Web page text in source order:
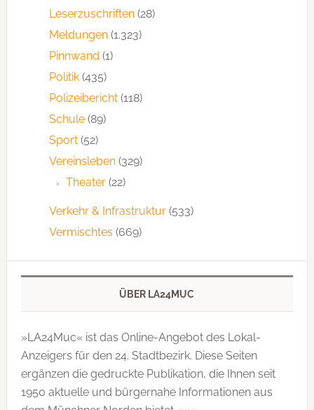
Leserzuschriften(28)
Meldungen(1.323)
Pinnwand (1)
Politik(435)
Polizeibericht(118)
Schule(89)
Sport(52)
Vereinsleben(329)
Theater(22)
Verkehr & Infrastruktur(533)
Vermischtes (669)
ÜBER LA24MUC
»LA24Muc« ist das Online-Angebot des Lokal-
Anzeigers für den 24. Stadtbezirk. Diese Seiten
ergänzen die gedruckte Publi­kation, die Ihnen seit
1950 aktuelle und bürgernahe Informationen aus